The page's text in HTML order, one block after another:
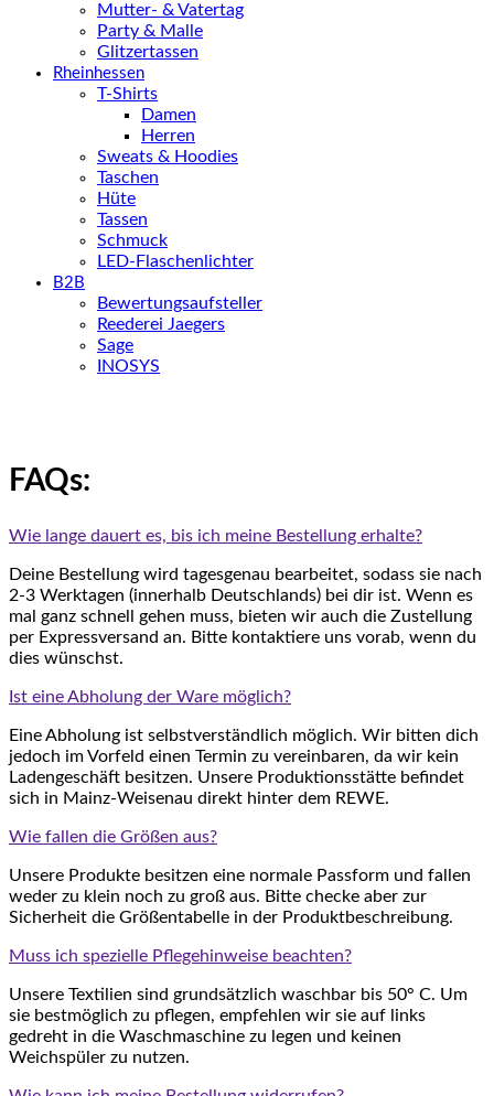
Mutter- & Vatertag
Party & Malle
Glitzertassen
Rheinhessen
T-Shirts
Damen
Herren
Sweats & Hoodies
Taschen
Hüte
Tassen
Schmuck
LED-Flaschenlichter
B2B
Bewertungsaufsteller
Reederei Jaegers
Sage
INOSYS
FAQs:
Wie lange dauert es, bis ich meine Bestellung erhalte?
Deine Bestellung wird tagesgenau bearbeitet, sodass sie nach
2-3 Werktagen (innerhalb Deutschlands) bei dir ist. Wenn es
mal ganz schnell gehen muss, bieten wir auch die Zustellung
per Expressversand an. Bitte kontaktiere uns vorab, wenn du
dies wünschst.
Ist eine Abholung der Ware möglich?
Eine Abholung ist selbstverständlich möglich. Wir bitten dich
jedoch im Vorfeld einen Termin zu vereinbaren, da wir kein
Ladengeschäft besitzen. Unsere Produktionsstätte befindet
sich in Mainz-Weisenau direkt hinter dem REWE.
Wie fallen die Größen aus?
Unsere Produkte besitzen eine normale Passform und fallen
weder zu klein noch zu groß aus. Bitte checke aber zur
Sicherheit die Größentabelle in der Produktbeschreibung.
Muss ich spezielle Pflegehinweise beachten?
Unsere Textilien sind grundsätzlich waschbar bis 50° C. Um
sie bestmöglich zu pflegen, empfehlen wir sie auf links
gedreht in die Waschmaschine zu legen und keinen
Weichspüler zu nutzen.